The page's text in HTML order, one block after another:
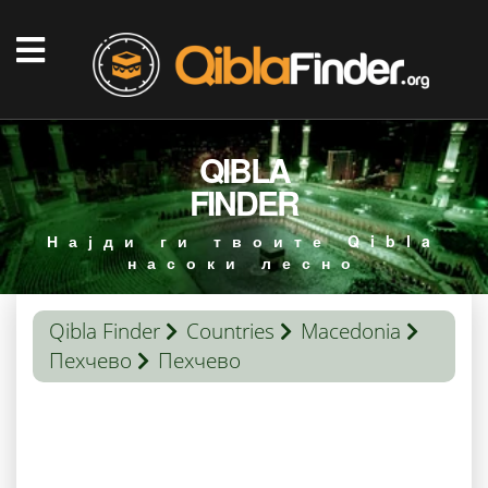
QIBLA
FINDER
Најди ги твоите Qibla
насоки лесно
Qibla Finder Countries
Macedonia
Пехчево
Пехчево